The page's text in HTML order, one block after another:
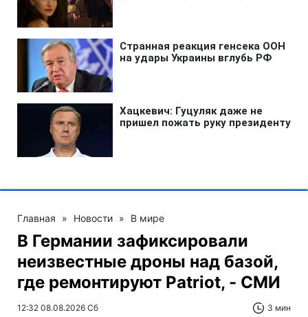
Главная » Новости » В мире
В Германии зафиксировали
неизвестные дроны над базой,
где ремонтируют Patriot, - СМИ
12:32 08.08.2026 Сб 3 мин